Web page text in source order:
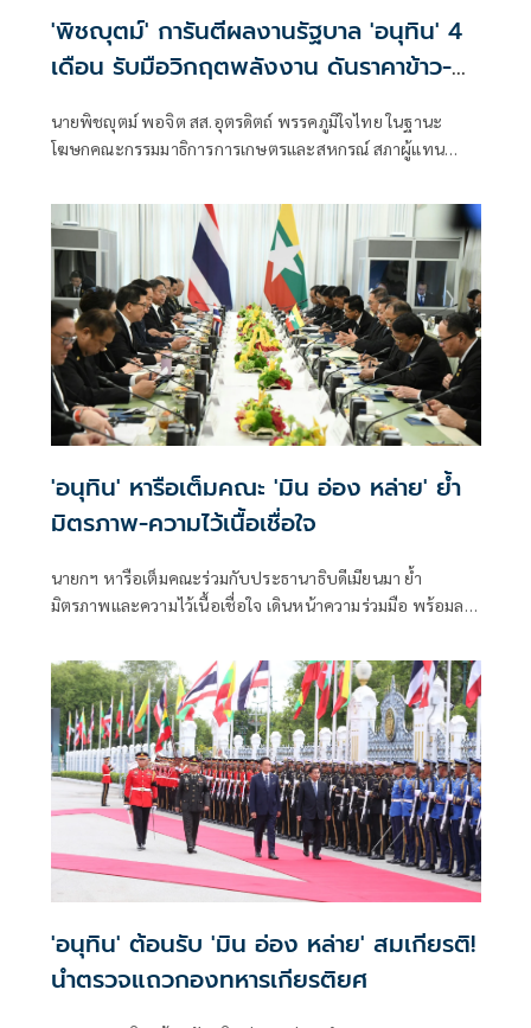
'พิชญุตม์' การันตีผลงานรัฐบาล 'อนุทิน' 4
เดือน รับมือวิกฤตพลังงาน ดันราคาข้าว-
ช่วยลดต้นทุน-ขยายตลาดโลก
นายพิชญุตม์ พอจิต สส.อุตรดิตถ์ พรรคภูมิใจไทย ในฐานะ
โฆษกคณะกรรมมาธิการการเกษตรและสหกรณ์ สภาผู้แทน
รัฐบาลภายใต้การนำของนายอนุทิน ชาญวีรกูล นายกรัฐมนตรี
เข้าบริหารประเทศ 4 เดือน สามารถรับมือกับวิกฤตพลังงาน
และสงครามตะวันออกกลางได้ดี ส่งผลให้ราคาสินค้าเกษตร
หลักปรับตัวสูงขึ้น
'อนุทิน' หารือเต็มคณะ 'มิน อ่อง หล่าย' ย้ำ
มิตรภาพ-ความไว้เนื้อเชื่อใจ
นายกฯ หารือเต็มคณะร่วมกับประธานาธิบดีเมียนมา ย้ำ
มิตรภาพและความไว้เนื้อเชื่อใจ เดินหน้าความร่วมมือ พร้อมลง
คุณภาพน้ำ -เทคโนโลยีอวกาศ
'อนุทิน' ต้อนรับ 'มิน อ่อง หล่าย' สมเกียรติ!
นำตรวจแถวกองทหารเกียรติยศ